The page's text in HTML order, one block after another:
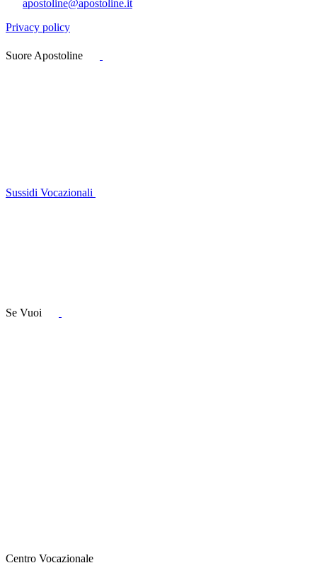
apostoline@apostoline.it
Privacy policy
Suore Apostoline
Sussidi Vocazionali
Se Vuoi
Centro Vocazionale